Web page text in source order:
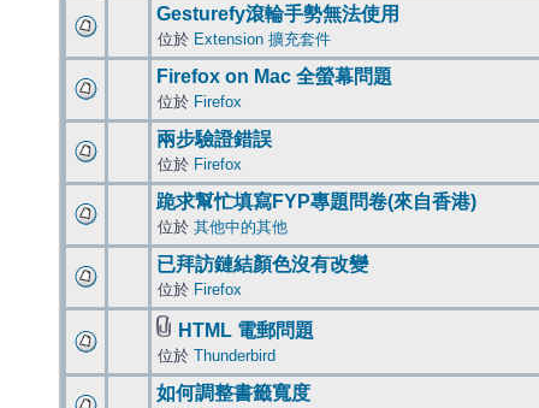
Gesturefy滾輪手勢無法使用
位於 Extension 擴充套件
Firefox on Mac 全螢幕問題
位於 Firefox
兩步驗證錯誤
位於 Firefox
跪求幫忙填寫FYP專題問卷(來自香港)
位於 其他中的其他
已拜訪鏈結顏色沒有改變
位於 Firefox
HTML 電郵問題
位於 Thunderbird
如何調整書籤寬度